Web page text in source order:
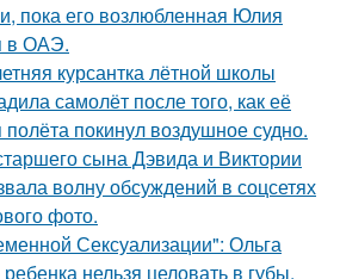
пока его возлюбленная Юлия
в ОАЭ.
курсантка лётной школы
самолёт после того, как её
покинул воздушное судно.
сына Дэвида и Виктории
волну обсуждений в соцсетях
фото.
Сексуализации": Ольга
нельзя целовать в губы.